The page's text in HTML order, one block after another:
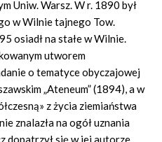
Uniw. Warsz. W r. 1890 był
w Wilnie tajnego Tow.
osiadł na stałe w Wilnie.
utworem
o tematyce obyczajowej
„Ateneum” (1894), a w
z życia ziemiaństwa
znalazła na ogół uznania
dopatrzył się w jej autorze